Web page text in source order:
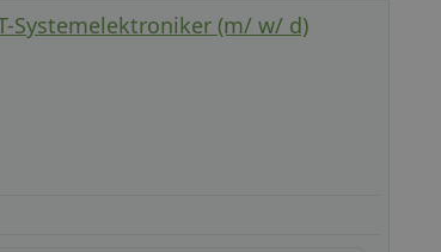
Systemelektroniker (m/ w/ d)